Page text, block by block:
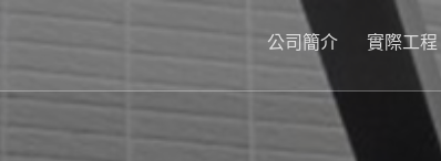
公司簡介 實際工程